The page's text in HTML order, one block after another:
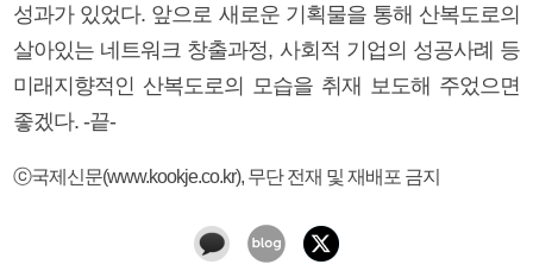
성과가 있었다. 앞으로 새로운 기획물을 통해 산복도로의
살아있는 네트워크 창출과정, 사회적 기업의 성공사례 등
미래지향적인 산복도로의 모습을 취재 보도해 주었으면
좋겠다. -끝-
ⓒ국제신문(www.kookje.co.kr), 무단 전재 및 재배포 금지